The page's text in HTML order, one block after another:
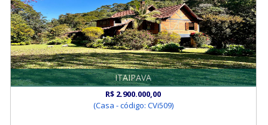
ITAIPAVA
R$ 2.900.000,00
(Casa - código: CVi509)